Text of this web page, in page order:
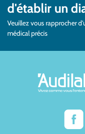
d'établir un
Veuillez vous rapprocher
médical précis